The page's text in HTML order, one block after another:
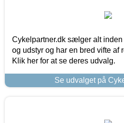
Cykelpartner.dk sælger alt
og udstyr og har en bred vifte af
Klik her for at se deres udvalg.
Se udvalget på